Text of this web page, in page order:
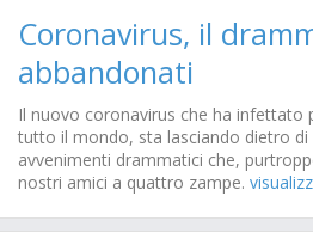
Coronavirus, il
abbandonati
Il nuovo coronavirus che ha infettato
tutto il mondo, sta lasciando dietro di
avvenimenti drammatici che,
nostri amici a quattro zampe.